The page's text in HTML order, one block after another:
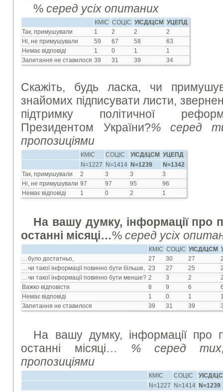
%серед усіх опитаних
КМІС СОЦІС УІСД/ЦСМ
УЦЕПД
Так, примушували
1 2 2
2
Ні, не примушували
59 67 58
63
Немає відповіді
1 0 1
1
Запитання не ставилося 39 31 39 34
Скажіть, будь ласка, чи
знайомих підписувати листи,
підтримку політичної
Президентом України?% серед
пропозиціями
КМІС СОЦІС УІСД/ЦСМ
УЦЕПД
N=1227
N=1414 N=1239
N=1342
Так, примушували
2 3 3
3
Ні, не примушували 97 97 95
96
Немає відповіді
1 0 2 1
На вашу думку, інформації про
останні місяці…%серед усіх
КМІС СОЦІС УІСД/ЦСМ
…було достатньо,
27 30 27
…чи такої інформації повинно бути більше, 23 27 25
…чи такої інформації повинно бути менше? 2 3 2
Важко відповісти
8 9 6
Немає відповіді
1 0 1
Запитання не ставилося
39 31 39
На вашу думку, інформації про
останні місяці… % серед
пропозиціями
КМІС СОЦІС
УІСД/
N=1227
N=1414 N=1239